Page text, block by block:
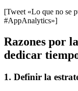
[Tweet «Lo que no se
#AppAnalytics»]
Razones por
dedicar
1. Definir la